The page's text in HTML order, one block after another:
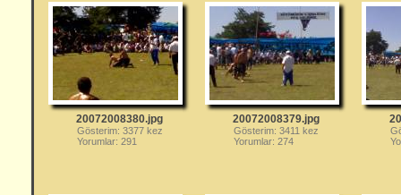
20072008380.jpg
Gösterim: 3377 kez
Yorumlar: 291
20072008379.jpg
Gösterim: 3411 kez
Yorumlar: 274